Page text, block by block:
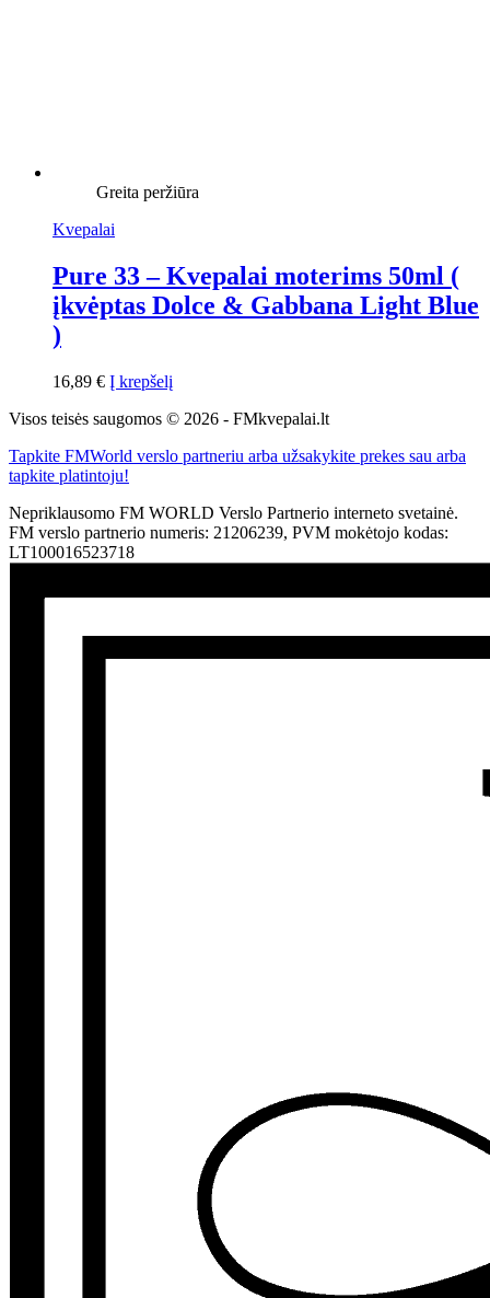
Greita peržiūra
Kvepalai
Pure 33 – Kvepalai moterims 50ml (
įkvėptas Dolce & Gabbana Light Blue
)
16,89 € Į krepšelį
Visos teisės saugomos © 2026 - FMkvepalai.lt
Tapkite FMWorld verslo partneriu arba užsakykite prekes sau arba
tapkite platintoju!
Nepriklausomo FM WORLD Verslo Partnerio interneto svetainė.
FM verslo partnerio numeris: 21206239, PVM mokėtojo kodas:
LT100016523718